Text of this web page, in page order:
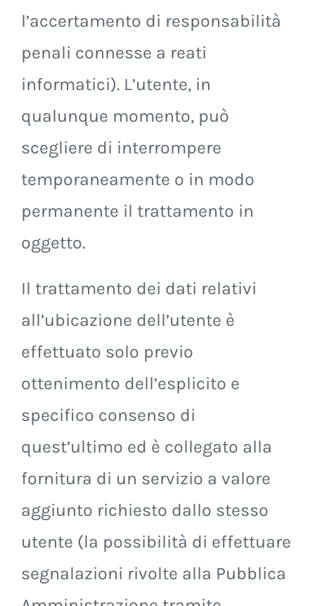
l’accertamento di responsabilità
penali connesse a reati
informatici). L’utente, in
qualunque momento, può
scegliere di interrompere
temporaneamente o in modo
permanente il trattamento in
oggetto.
Il trattamento dei dati relativi
all’ubicazione dell’utente è
effettuato solo previo
ottenimento dell’esplicito e
specifico consenso di
quest’ultimo ed è collegato alla
fornitura di un servizio a valore
aggiunto richiesto dallo stesso
utente (la possibilità di effettuare
segnalazioni rivolte alla Pubblica